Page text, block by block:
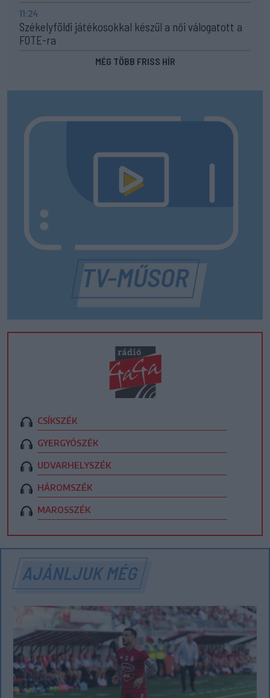
11:24
Székelyföldi játékosokkal készül a női válogatott a
FOTE-ra
MÉG TÖBB FRISS HÍR
CSÍKSZÉK
GYERGYÓSZÉK
UDVARHELYSZÉK
HÁROMSZÉK
MAROSSZÉK
AJÁNLJUK MÉG